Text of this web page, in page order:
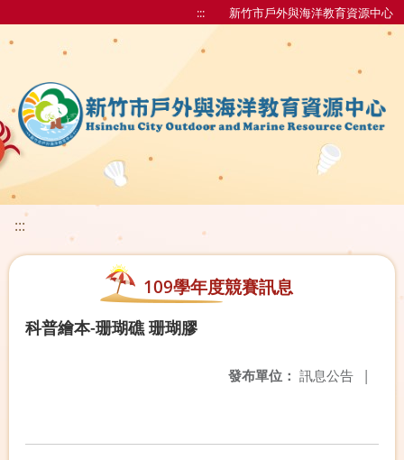
::: 新竹市戶外與海洋教育資源中心
:::
109學年度競賽訊息
科普繪本-珊瑚礁 珊瑚膠
發布單位： 訊息公告 |